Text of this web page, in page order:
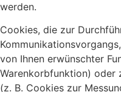
werden.
Cookies, die zur
von Ihnen erwünschter
Warenkorbfunktion) oder
(z. B. Cookies zur